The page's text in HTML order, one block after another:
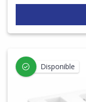
Disponible